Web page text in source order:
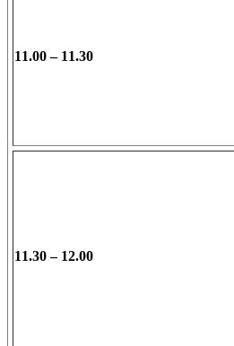
11.00 – 11.30
11.30 – 12.00